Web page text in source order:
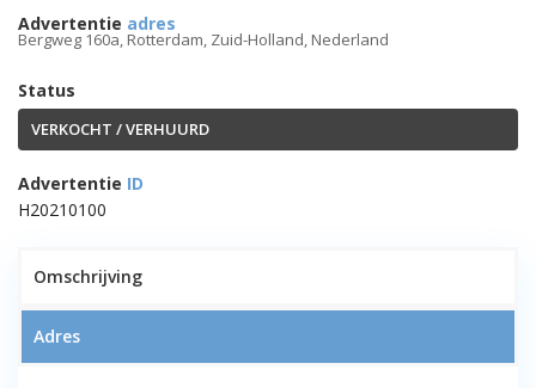
Advertentie adres
Bergweg 160a, Rotterdam, Zuid-Holland, Nederland
Status
VERKOCHT / VERHUURD
Advertentie ID
H20210100
Omschrijving
Adres